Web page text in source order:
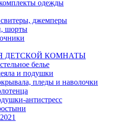
одежды
джемперы
шорты
ДЕТСКОЙ КОМНАТЫ
белье
и подушки
пледы и наволочки
антистресс